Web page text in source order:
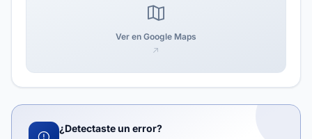
Ver en Google Maps
¿Detectaste un error?